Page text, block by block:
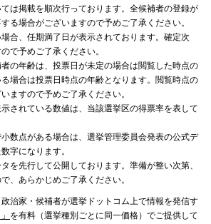
は掲載を順次行っております。全候補者の登録が
る場合がございますので予めご了承ください。
合、任期満了日が表示されております。確定次
で予めご了承ください。
の年齢は、投票日が未定の場合は閲覧した時点の
場合は投票日時点の年齢となります。閲覧時点の
ますので予めご了承ください。
されている数値は、当該選挙区の得票率を表して
数点がある場合は、選挙管理委員会発表の公式デ
字になります。
を先行して公開しております。準備が整い次第、
、あらかじめご了承ください。
治家・候補者が選挙ドットコム上で情報を発信す
を有料（選挙種別ごとに同一価格）でご提供して